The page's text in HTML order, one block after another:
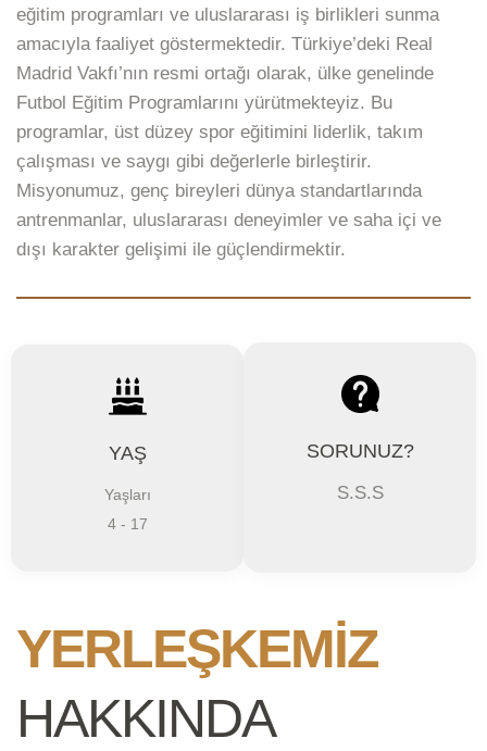
eğitim programları ve uluslararası iş birlikleri sunma
amacıyla faaliyet göstermektedir. Türkiye’deki Real
Madrid Vakfı’nın resmi ortağı olarak, ülke genelinde
Futbol Eğitim Programlarını yürütmekteyiz. Bu
programlar, üst düzey spor eğitimini liderlik, takım
çalışması ve saygı gibi değerlerle birleştirir.
Misyonumuz, genç bireyleri dünya standartlarında
antrenmanlar, uluslararası deneyimler ve saha içi ve
dışı karakter gelişimi ile güçlendirmektir.
YAŞ
Yaşları
4 - 17
SORUNUZ?
S.S.S
YERLEŞKEMİZ
HAKKINDA